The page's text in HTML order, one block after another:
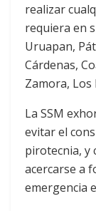
realizar
requiera en
Uruapan,
Cárdenas,
Zamora, Los
La SSM
evitar el
pirotecnia, y
acercarse a
emergencia